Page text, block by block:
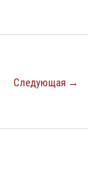
Следующая →